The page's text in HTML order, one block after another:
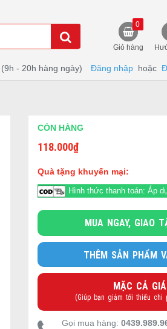
Giỏ hàng
0
(9h - 20h hàng ngày) Đăng nhập hoặc
CÒN HÀNG
118.000₫
Quà tặng khuyến mại:
Hình thức thanh toán: Áp
MUA NGAY, GIAO
THÊM SẢN PHẨM
MẶC CẢ GIÁ
(Giúp bạn giảm tối thiểu chi
Gọi mua hàng: